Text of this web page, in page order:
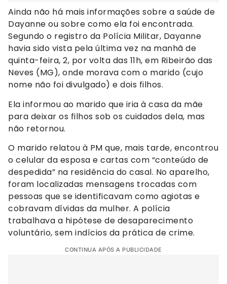
Ainda não há mais informações sobre a saúde de
Dayanne ou sobre como ela foi encontrada.
Segundo o registro da Polícia Militar, Dayanne
havia sido vista pela última vez na manhã de
quinta-feira, 2, por volta das 11h, em Ribeirão das
Neves (MG), onde morava com o marido (cujo
nome não foi divulgado) e dois filhos.
Ela informou ao marido que iria à casa da mãe
para deixar os filhos sob os cuidados dela, mas
não retornou.
O marido relatou à PM que, mais tarde, encontrou
o celular da esposa e cartas com “conteúdo de
despedida” na residência do casal. No aparelho,
foram localizadas mensagens trocadas com
pessoas que se identificavam como agiotas e
cobravam dívidas da mulher. A polícia
trabalhava a hipótese de desaparecimento
voluntário, sem indícios da prática de crime.
CONTINUA APÓS A PUBLICIDADE